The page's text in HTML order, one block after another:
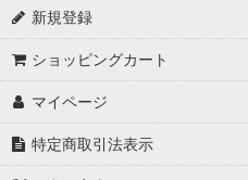
新規登録
ショッピングカート
マイページ
特定商取引法表示